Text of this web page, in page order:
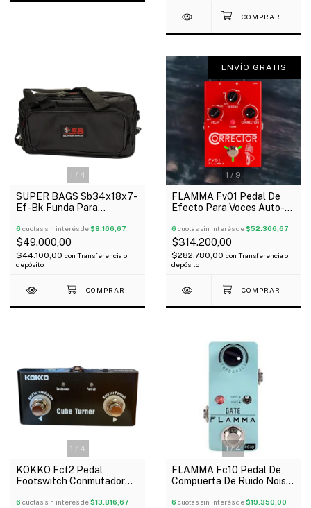
1 / 4
SUPER BAGS Sb34x18x7-
Ef-Bk Funda Para
Acolchada 10Mm
6 cuotas sin interés de$8.166,67
$49.000,00
$44.100,00 con Transferencia o
depósito
1 / 9
ENVÍO GRATIS
FLAMMA Fv01 Pedal De
Efecto Para Voces Auto-
6 cuotas sin interés de$52.366,67
$314.200,00
$282.780,00 con Transferencia o
depósito
1 / 4
KOKKO Fct2 Pedal
Footswitch Conmutador
6 cuotas sin interés de$13.816,67
1/4
FLAMMA Fc10 Pedal De
Compuerta De Ruido Noise
6 cuotas sin interés de$19.350,00